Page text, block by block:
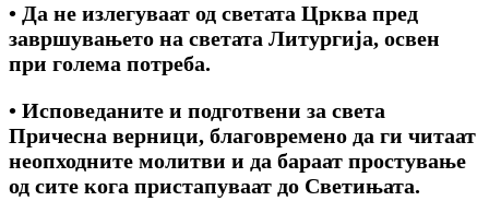
• Да не излегуваат од светата Црква пред
завршувањето на светата Литургија, освен
при голема потреба.
• Исповеданите и подготвени за света
Причесна верници, благовремено да ги читаат
неопходните молитви и да бараат простување
од сите кога пристапуваат до Светињата.